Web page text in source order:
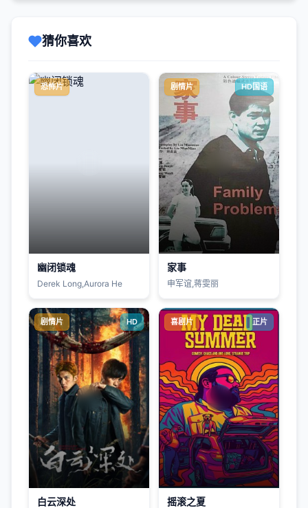
猜你喜欢
恐怖片
幽闭锁魂
Derek Long,Aurora He
剧情片 HD国语
家事
申军谊,蒋雯丽
剧情片 HD
白云深处
喜剧片 正片
摇滚之夏